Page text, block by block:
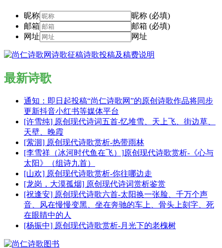
昵称
昵称 (必填)
邮箱
邮箱 (必填)
网址
网址
最新诗歌
通知：即日起投稿“尚仁诗歌网”的原创诗歌作品将同步
更新抖音小红书等媒体平台
[许雪纯] 原创现代诗词五首-忆堆雪、天上飞、街边草、
天壁、晚霞
[萦洄] 原创现代诗歌赏析-热带雨林
[李雪祥（冰河时代鱼在飞）]原创现代诗歌赏析-《心与
太阳》（组诗九首）
[山欢] 原创现代诗歌赏析-你往哪边走
[龙岗，大漠孤烟] 原创现代诗词赏析鉴赏
[祝逢安] 原创现代诗歌六首-太阳换一张脸、千万个声
音、风在慢慢变黑、坐在奔驰的车上、骨头上刻字、死
在眼睛中的人
[杨振中] 原创现代诗歌赏析-月光下的老槐树